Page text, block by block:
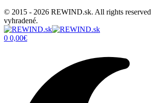
© 2015 - 2026 REWIND.sk. All rights
vyhradené.
0 0,00€